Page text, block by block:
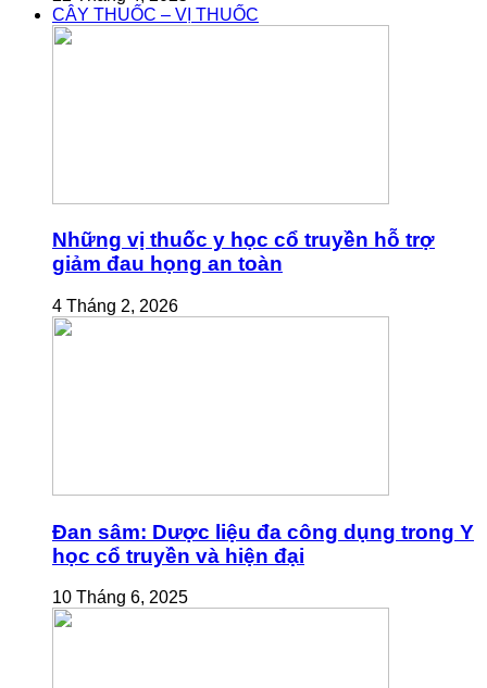
CÂY THUỐC – VỊ THUỐC
Những vị thuốc y học cổ truyền hỗ trợ
giảm đau họng an toàn
4 Tháng 2, 2026
Đan sâm: Dược liệu đa công dụng trong Y
học cổ truyền và hiện đại
10 Tháng 6, 2025